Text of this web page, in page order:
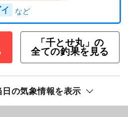
「千とせ丸」の
全ての釣果を見る
日の気象情報を表示